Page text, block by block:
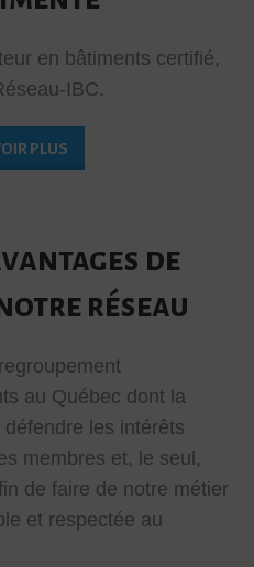
en bâtiments certifié,
IBC.
PLUS
de
réseau
au Québec dont la
les intérêts
membres et, le seul,
de faire de notre métier
et respectée au